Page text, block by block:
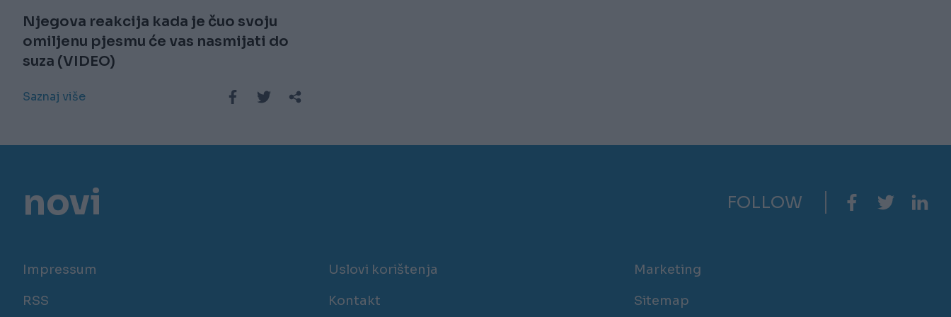
Njegova reakcija kada je čuo svoju
omiljenu pjesmu će vas nasmijati do
suza (VIDEO)
Saznaj više
novi FOLLOW
Impressum Uslovi korištenja
Marketing
RSS
Kontakt Sitemap